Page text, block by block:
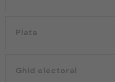
Plata
Ghid electoral